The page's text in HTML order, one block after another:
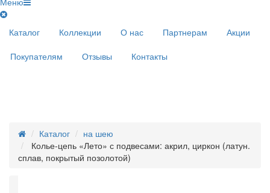
Каталог Коллекции О нас Партнерам
Акции
Покупателям
Отзывы Контакты
Каталог
на шею
Колье-цепь «Лето» с подвесами: акрил, циркон (латун.
сплав, покрытый позолотой)